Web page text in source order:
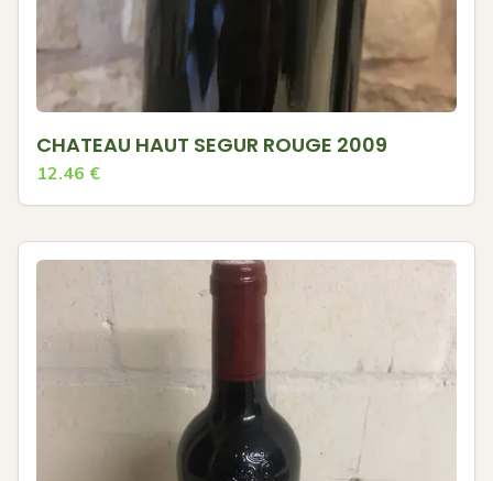
CHATEAU HAUT SEGUR ROUGE 2009
12.46 €